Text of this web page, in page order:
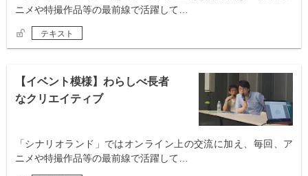
ニメや特撮作品等の最前線で活躍して…
テキスト
【イベント模様】わらしべ長者
なクリエイティブ
「シナリオランド」ではオンライン上の交流に加え、毎回、ア
ニメや特撮作品等の最前線で活躍して…